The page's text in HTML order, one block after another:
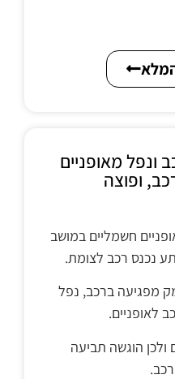
מאופניים
ופוצה
ביולי 2020 על אופניים חשמליים במושב
נכנס רכב לצומת.
מפגיעה ברכב, נפל
לאופניים.
ולכן הוגשה תביעה